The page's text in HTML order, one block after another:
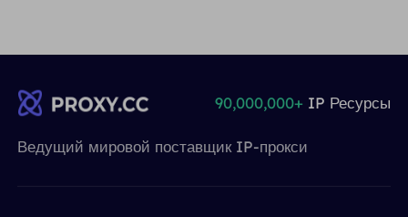
Ведущий мировой поставщик IP-прокси
90,000,000+ IP Ресурсы